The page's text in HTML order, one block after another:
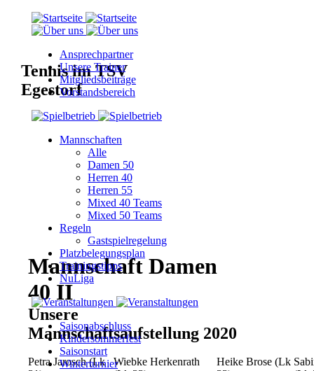
Tennis im TSV
Egestorf
Mannschaft Damen
40 II
Unsere
Mannschaftsaufstellung 2020
Petra Jarosch (Lk
Wiebke Herkenrath
Heike Brose (Lk
Ansprechpartner
Unsere Trainer
Mitgliedsbeiträge
Vorstandsbereich
Mannschaften
Alle
Damen 50
Herren 40
Herren 55
Mixed 40 Teams
Mixed 50 Teams
Regeln
Gastspielregelung
Platzbelegungsplan
Trainingstipps
NuLiga
Saisonabschluss
Kindersommerfest
Saisonstart
Winterturnier